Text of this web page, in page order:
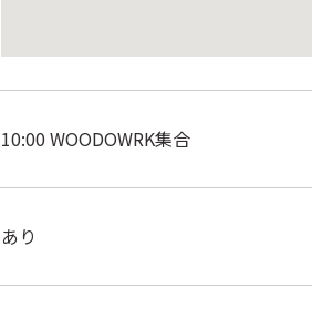
10:00 WOODOWRK集合
あり